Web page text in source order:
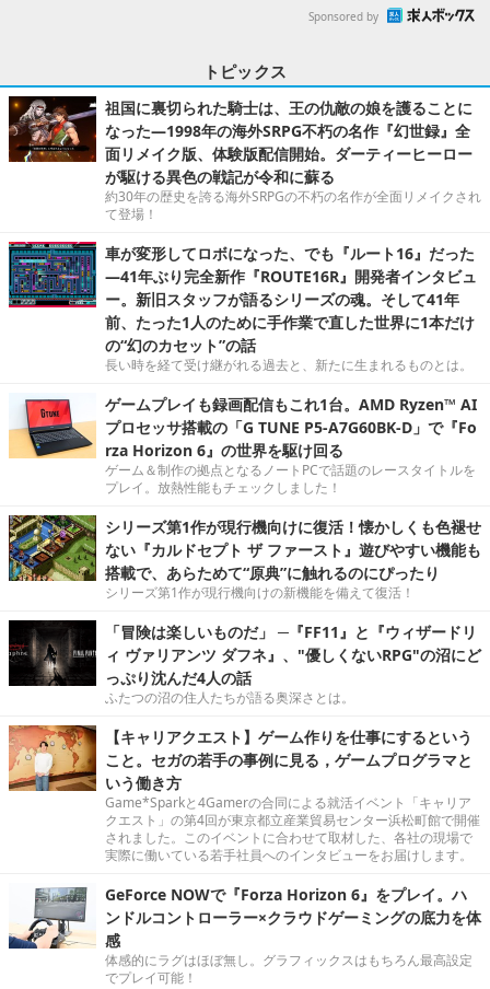
Sponsored by
トピックス
祖国に裏切られた騎士は、王の仇敵の娘を護ることに
なった―1998年の海外SRPG不朽の名作『幻世録』全
面リメイク版、体験版配信開始。ダーティーヒーロー
が駆ける異色の戦記が令和に蘇る
約30年の歴史を誇る海外SRPGの不朽の名作が全面リメイクされ
て登場！
車が変形してロボになった、でも『ルート16』だった
―41年ぶり完全新作『ROUTE16R』開発者インタビュ
ー。新旧スタッフが語るシリーズの魂。そして41年
前、たった1人のために手作業で直した世界に1本だけ
の“幻のカセット”の話
長い時を経て受け継がれる過去と、新たに生まれるものとは。
ゲームプレイも録画配信もこれ1台。AMD Ryzen™ AI
プロセッサ搭載の「G TUNE P5-A7G60BK-D」で『Fo
rza Horizon 6』の世界を駆け回る
ゲーム＆制作の拠点となるノートPCで話題のレースタイトルを
プレイ。放熱性能もチェックしました！
シリーズ第1作が現行機向けに復活！懐かしくも色褪せ
ない『カルドセプト ザ ファースト』遊びやすい機能も
搭載で、あらためて“原典”に触れるのにぴったり
シリーズ第1作が現行機向けの新機能を備えて復活！
「冒険は楽しいものだ」 ─『FF11』と『ウィザードリ
ィ ヴァリアンツ ダフネ』、"優しくないRPG"の沼にど
っぷり沈んだ4人の話
ふたつの沼の住人たちが語る奥深さとは。
【キャリアクエスト】ゲーム作りを仕事にするという
こと。セガの若手の事例に見る，ゲームプログラマと
いう働き方
Game*Sparkと4Gamerの合同による就活イベント「キャリア
クエスト」の第4回が東京都立産業貿易センター浜松町館で開催
されました。このイベントに合わせて取材した、各社の現場で
実際に働いている若手社員へのインタビューをお届けします。
GeForce NOWで『Forza Horizon 6』をプレイ。ハ
ンドルコントローラー×クラウドゲーミングの底力を体
感
体感的にラグはほぼ無し。グラフィックスはもちろん最高設定
でプレイ可能！